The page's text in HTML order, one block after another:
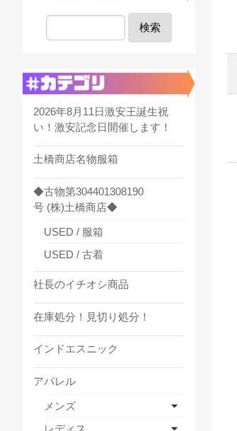
検索
2026年8月11日激安王誕生祝
い！激安記念日開催します！
土橋商店名物服箱
◆古物第304401308190
号 (株)土橋商店◆
USED / 服箱
USED / 古着
社長のイチオシ商品
在庫処分！見切り処分！
インドエスニック
アパレル
メンズ
レディス